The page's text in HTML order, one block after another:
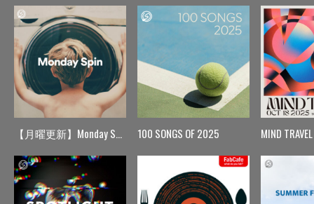
【月曜更新】Monday Spin 100 SONGS OF 2025 MIND TRAVEL